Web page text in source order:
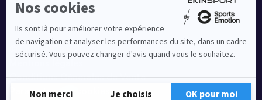
© EKINSPORT 2026
Conditions Générales de Vente
Paramètres de cookies